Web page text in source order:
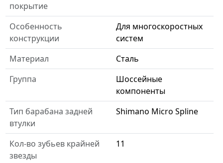
покрытие
Особенность
конструкции
Для многоскоростных
систем
Материал
Сталь
Группа
Шоссейные
компоненты
Тип барабана задней
втулки
Shimano Micro Spline
Кол-во зубьев крайней
звезды
11